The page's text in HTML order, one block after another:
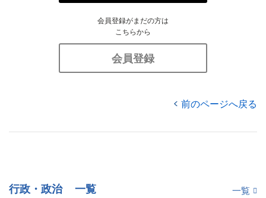
会員登録がまだの方は
こちらから
会員登録
前のページへ戻る
行政・政治 一覧 一覧